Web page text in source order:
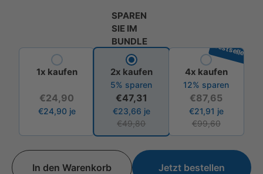
SPAREN
SIE IM
BUNDLE
1x kaufen
€24,90
€24,90 je
2x kaufen
5% sparen
€47,31
€23,66 je
€49,80
Bestseller
4x kaufen
12% sparen
€87,65
€21,91 je
€99,60
In den Warenkorb Jetzt bestellen